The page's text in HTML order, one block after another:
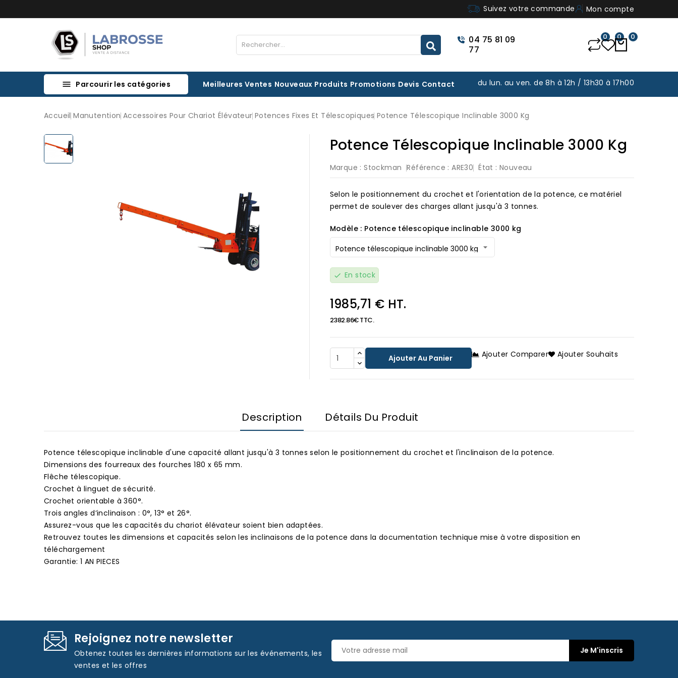
Suivez votre commande Mon compte
04 75 81 09
77
0 0 0
 Parcourir les catégories Meilleures Ventes Nouveaux Produits Promotions Devis Contact du lun. au ven. de 8h à 12h / 13h30 à 17h00
Accueil Manutention Accessoires Pour Chariot Élévateur Potences Fixes Et Télescopiques Potence Télescopique Inclinable 3000 Kg
Potence Télescopique Inclinable 3000 Kg
Marque : Stockman Référence : ARE30 État : Nouveau
Selon le positionnement du crochet et l'orientation de la potence, ce matériel
permet de soulever des charges allant jusqu'à 3 tonnes.
Modèle : Potence télescopique inclinable 3000 kg
check En stock
1985,71 € HT.
2382.86€ TTC.
Ajouter Au Panier Ajouter Comparer Ajouter Souhaits
Description Détails Du Produit
Potence télescopique inclinable d'une capacité allant jusqu'à 3 tonnes selon le positionnement du crochet et l'inclinaison de la potence.
Dimensions des fourreaux des fourches 180 x 65 mm.
Flêche télescopique.
Crochet à linguet de sécurité.
Crochet orientable à 360°.
Trois angles d’inclinaison : 0°, 13° et 26°.
Assurez-vous que les capacités du chariot élévateur soient bien adaptées.
Retrouvez toutes les dimensions et capacités selon les inclinaisons de la potence dans la documentation technique mise à votre disposition en
téléchargement
Garantie: 1 AN PIECES
Rejoignez notre newsletter
Obtenez toutes les dernières informations sur les événements, les
ventes et les offres